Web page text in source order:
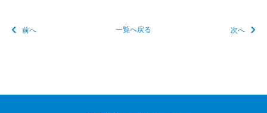
前へ 一覧へ戻る 次へ